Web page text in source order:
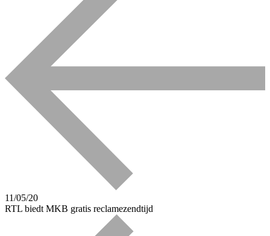
11/05/20
RTL biedt MKB gratis reclamezendtijd